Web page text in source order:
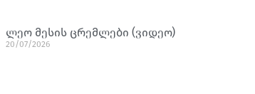
ლეო მესის ცრემლები (ვიდეო)
20/07/2026